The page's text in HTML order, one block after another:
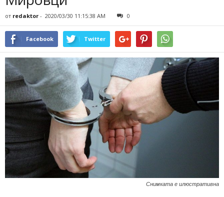
от redaktor - 2020/03/30 11:15:38 AM 0
Facebook Twitter
Снимката е илюстративна